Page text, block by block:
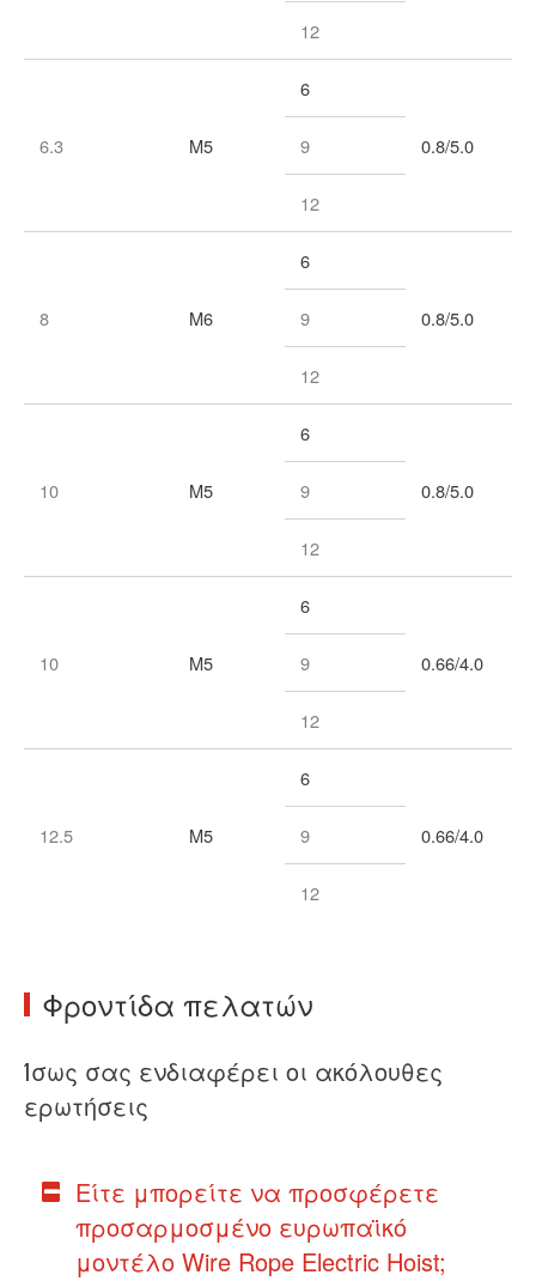
12
6.3 Μ5
6
0.8/5.0
9
12
8 Μ6
6
0.8/5.0
9
12
10 Μ5
6
0.8/5.0
9
12
10 Μ5
6
0.66/4.0
9
12
12.5 Μ5
6
0.66/4.0
9
12
Φροντίδα πελατών
Ίσως σας ενδιαφέρει οι ακόλουθες
ερωτήσεις
Είτε μπορείτε να προσφέρετε
προσαρμοσμένο ευρωπαϊκό
μοντέλο Wire Rope Electric Hoist;